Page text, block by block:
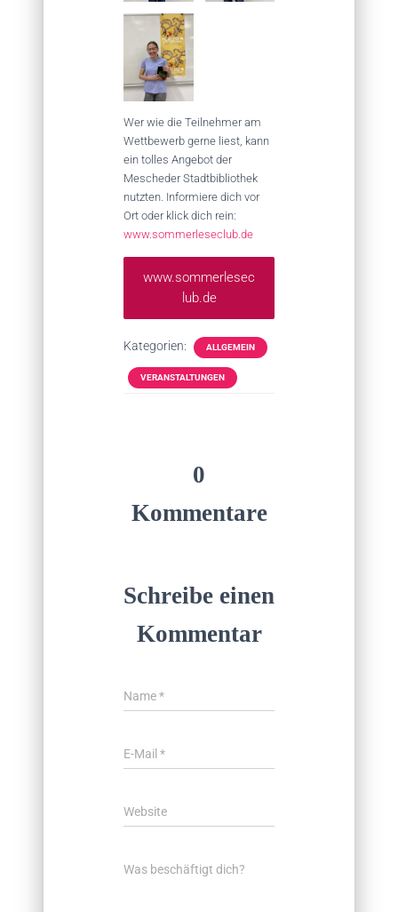
Wer wie die Teilnehmer am
Wettbewerb gerne liest, kann
ein tolles Angebot der
Mescheder Stadtbibliothek
nutzten. Informiere dich vor
Ort oder klick dich rein:
www.sommerleseclub.de
www.sommerlesec
lub.de
Kategorien: ALLGEMEIN
VERANSTALTUNGEN
0
Kommentare
Schreibe einen
Kommentar
Name*
E-Mail *
Website
Was beschäftigt dich?